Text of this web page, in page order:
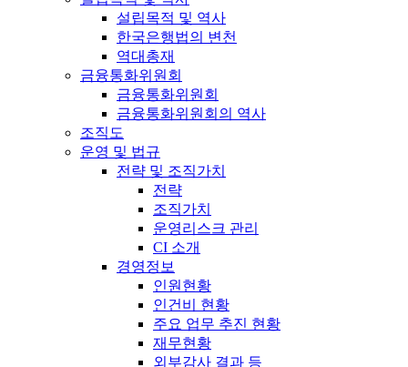
설립목적 및 역사
한국은행법의 변천
역대총재
금융통화위원회
금융통화위원회
금융통화위원회의 역사
조직도
운영 및 법규
전략 및 조직가치
전략
조직가치
운영리스크 관리
CI 소개
경영정보
인원현황
인건비 현황
주요 업무 추진 현황
재무현황
외부감사 결과 등